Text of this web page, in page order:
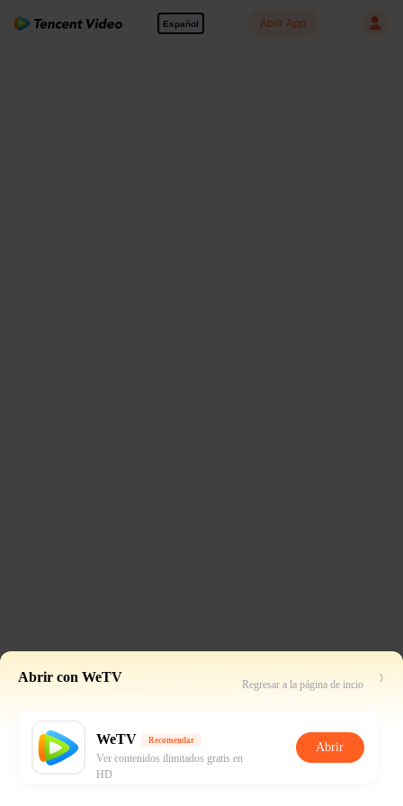
Español Abrir App
Abrir con WeTV Regresar a la página de incio
WeTV Recomendar
Ver contenidos ilimitados gratis en
HD
Abrir